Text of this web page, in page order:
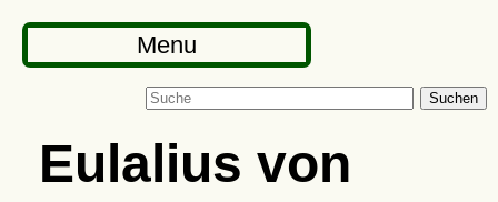
Menu
Suchen
Eulalius von